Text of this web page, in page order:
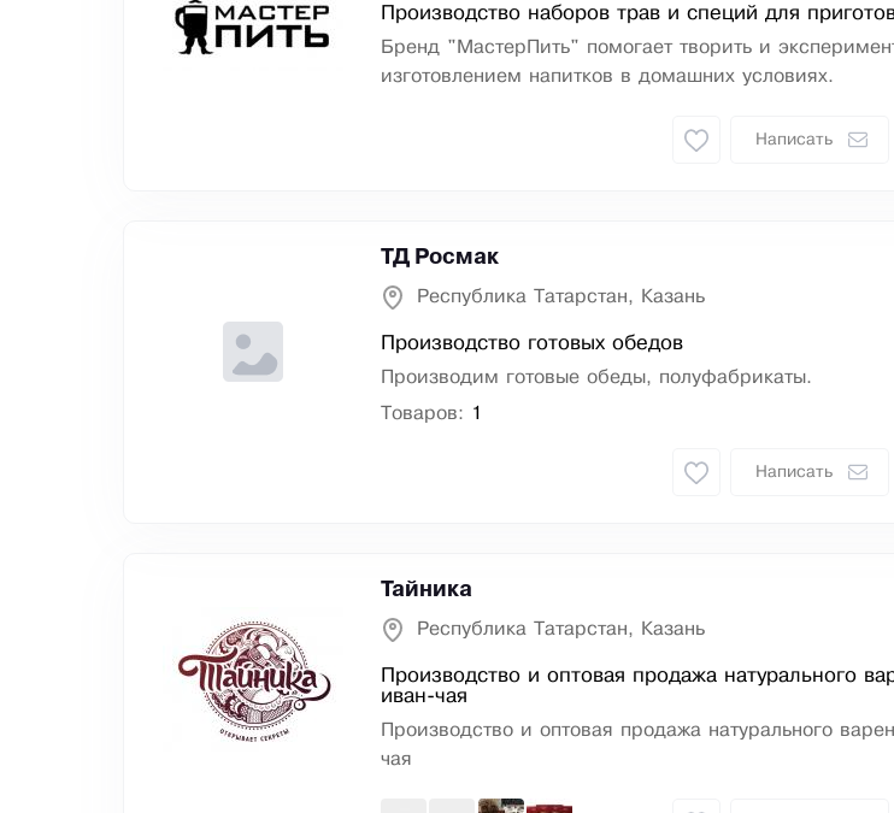
Производство наборов трав и специй для
Бренд "МастерПить" помогает творить и
изготовлением напитков в домашних условиях.
Написать
ТД Росмак
Республика Татарстан, Казань
Производство готовых обедов
Производим готовые обеды, полуфабрикаты.
Товаров: 1
Написать
Тайника
Республика Татарстан, Казань
Производство и оптовая продажа натурального
иван-чая
Производство и оптовая продажа натурального
чая